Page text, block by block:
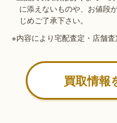
に添えないものや、お値段
じめご了承下さい。
※内容により宅配査定・店舗査
買取情報